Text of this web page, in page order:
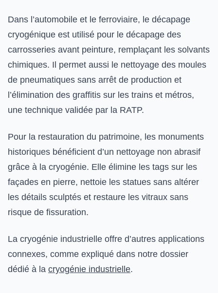
Dans l’automobile et le ferroviaire, le décapage
cryogénique est utilisé pour le décapage des
carrosseries avant peinture, remplaçant les solvants
chimiques. Il permet aussi le nettoyage des moules
de pneumatiques sans arrêt de production et
l’élimination des graffitis sur les trains et métros,
une technique validée par la RATP.
Pour la restauration du patrimoine, les monuments
historiques bénéficient d’un nettoyage non abrasif
grâce à la cryogénie. Elle élimine les tags sur les
façades en pierre, nettoie les statues sans altérer
les détails sculptés et restaure les vitraux sans
risque de fissuration.
La cryogénie industrielle offre d’autres applications
connexes, comme expliqué dans notre dossier
dédié à la cryogénie industrielle.